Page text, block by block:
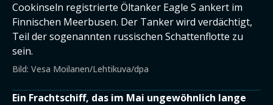
Cookinseln registrierte Öltanker Eagle S ankert im
Finnischen Meerbusen. Der Tanker wird verdächtigt,
Teil der sogenannten russischen Schattenflotte zu
sein.
Bild: Vesa Moilanen/Lehtikuva/dpa
Ein Frachtschiff, das im Mai ungewöhnlich lange